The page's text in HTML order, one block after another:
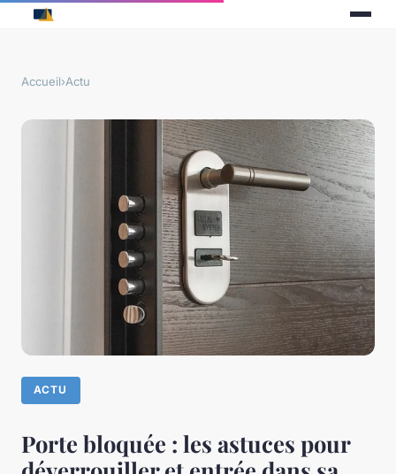
Accueil›Actu
ACTU
Porte bloquée : les astuces pour